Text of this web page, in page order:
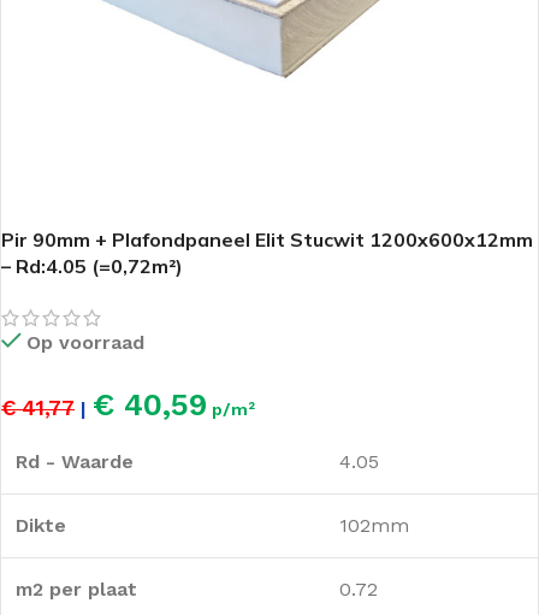
Pir 90mm + Plafondpaneel Elit Stucwit 1200x600x12mm
– Rd:4.05 (=0,72m²)
Op voorraad
€ 41,77 | € 40,59 p/m²
Rd - Waarde 4.05
Dikte 102mm
m2 per plaat 0.72